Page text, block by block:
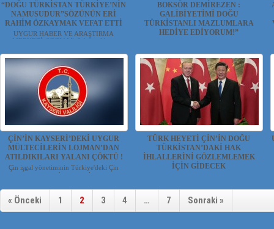
“DOĞU TÜRKİSTAN TÜRKİYE’NİN
NAMUSUDUR”SÖZÜNÜN ERİ
RAHİM ÖZKAYMAK VEFAT ETTİ
UYGUR HABER VE ARAŞTIRMA
MERKEZİ (UYHAM) Sahibi oldu...
BOKSÖR DEMİREZEN :
GALİBİYETİMİ DOĞU
TÜRKİSTANLI MAZLUMLARA
HEDİYE EDİYORUM!”
ÇİN’İN KAYSERİ’DEKİ UYGUR
MÜLTECİLERİN LOJMAN’DAN
ATILDIKILARI YALANI ÇÖKTÜ !
Çin işgal yönetiminin Türkiye'deki Çin
propagandası yapmak...
TÜRK HEYETİ ÇİN’İN DOĞU
TÜRKİSTAN’DAKİ HAK
İHLALLERİNİ GÖZLEMLEMEK
İÇİN GİDECEK
« Önceki 1 2 3 4 … 7 Sonraki »